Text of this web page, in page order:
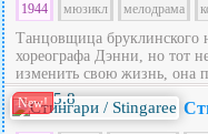
1944 мюзикл мелодрама
Танцовщица бруклинского
хореографа Дэнни, но тот
изменить свою жизнь, она
New! 5.8